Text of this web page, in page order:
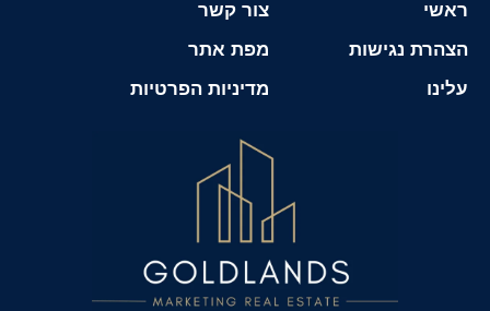
ראשי
צור קשר
הצהרת נגישות
מפת אתר
עלינו
מדיניות הפרטיות